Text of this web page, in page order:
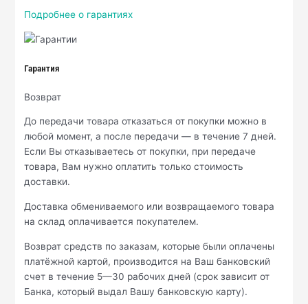
Подробнее о гарантиях
Гарантия
Возврат
До передачи товара отказаться от покупки можно в
любой момент, а после передачи — в течение 7 дней.
Если Вы отказываетесь от покупки, при передаче
товара, Вам нужно оплатить только стоимость
доставки.
Доставка обмениваемого или возвращаемого товара
на склад оплачивается покупателем.
Возврат средств по заказам, которые были оплачены
платёжной картой, производится на Ваш банковский
счет в течение 5—30 рабочих дней (срок зависит от
Банка, который выдал Вашу банковскую карту).